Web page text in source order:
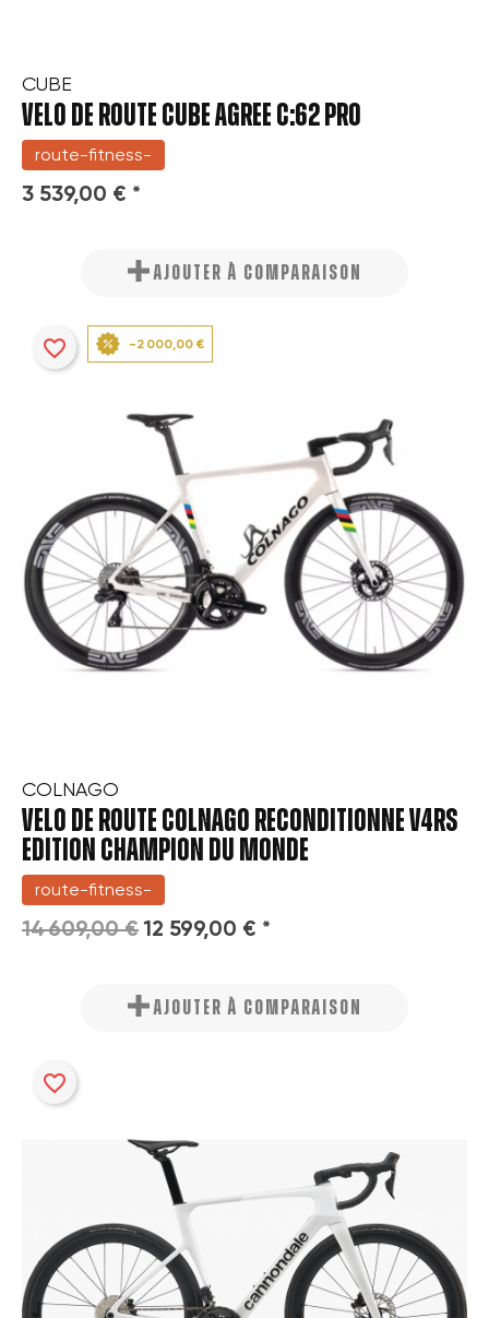
Créer une liste d'envies ×
Connexion ×
CUBE
VELO DE ROUTE CUBE AGREE C:62 PRO
route-fitness-
3 539,00 € *
AJOUTER À COMPARAISON
COLNAGO
VELO DE ROUTE COLNAGO RECONDITIONNE V4RS
EDITION CHAMPION DU MONDE
route-fitness-
14 609,00 €12 599,00 € *
-2 000,00 €
favorite_border
AJOUTER À COMPARAISON
favorite_border